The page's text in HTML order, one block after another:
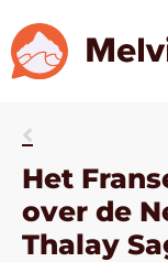
Het
over de
Thalay